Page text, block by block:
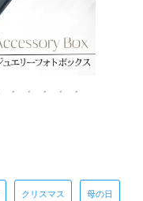
クリスマス 母の日